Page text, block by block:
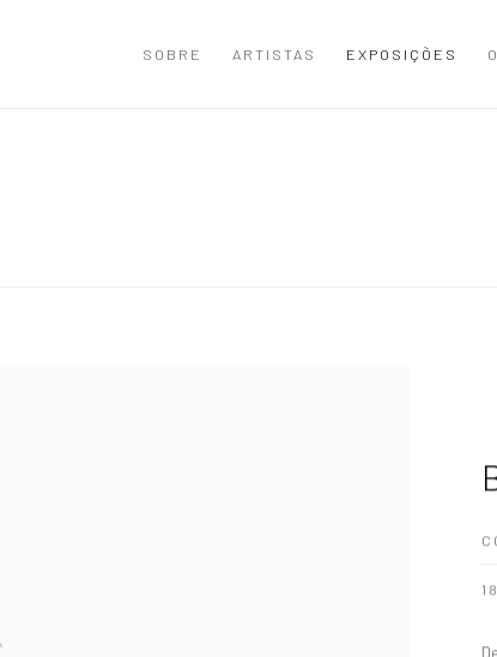
SOBRE ARTISTAS EXPOSIÇÕES